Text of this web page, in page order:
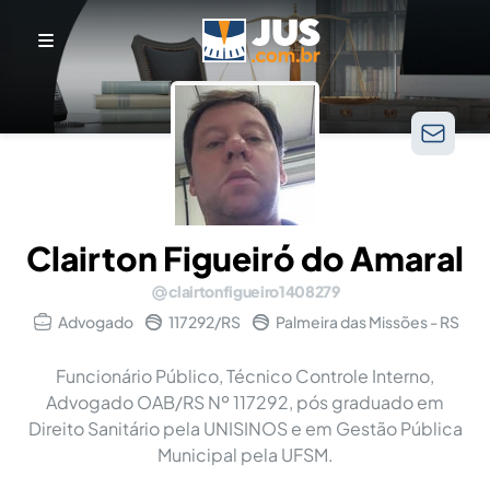
Clairton Figueiró do Amaral
clairtonfigueiro1408279
Advogado
117292/RS Palmeira das Missões - RS
Funcionário Público, Técnico Controle Interno,
Advogado OAB/RS Nº 117292, pós graduado em
Direito Sanitário pela UNISINOS e em Gestão Pública
Municipal pela UFSM.